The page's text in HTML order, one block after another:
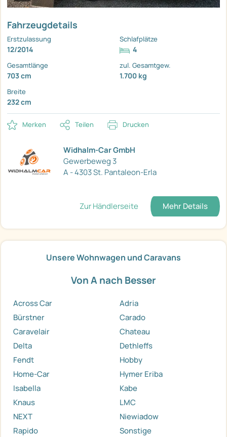
Fahrzeugdetails
Erstzulassung
12/2014
Schlafplätze
4
Gesamtlänge
703 cm
zul. Gesamtgew.
1.700 kg
Breite
232 cm
Merken Teilen Drucken
Widhalm-Car GmbH
Gewerbeweg 3
A - 4303 St. Pantaleon-Erla
Zur Händlerseite Mehr Details
Unsere Wohnwagen und Caravans
Von A nach Besser
Across Car
Adria
Bürstner
Carado
Caravelair
Chateau
Delta
Dethleffs
Fendt
Hobby
Home-Car
Hymer Eriba
Isabella
Kabe
Knaus
LMC
NEXT
Niewiadow
Rapido
Sonstige